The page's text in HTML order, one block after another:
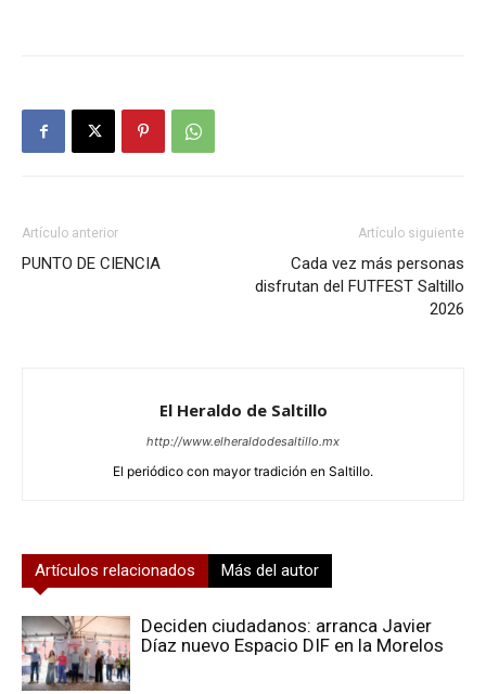
Artículo anterior
PUNTO DE CIENCIA
Artículo siguiente
Cada vez más personas
disfrutan del FUTFEST Saltillo
2026
El Heraldo de Saltillo
http://www.elheraldodesaltillo.mx
El periódico con mayor tradición en Saltillo.
Artículos relacionados Más del autor
Deciden ciudadanos: arranca Javier
Díaz nuevo Espacio DIF en la Morelos